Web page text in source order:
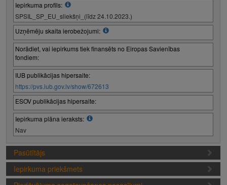
Iepirkuma profils:
SPSIL_SP_EU_sliekšņi_(līdz 24.10.2023.)
Uzņēmēju skaita ierobežojumi:
Norādiet, vai iepirkums tiek finansēts no Eiropas Savienības
fondiem:
IUB publikācijas hipersaite:
https://pvs.iub.gov.lv/show/672613
ESOV publikācijas hipersaite:
Iepirkuma plāna ieraksts:
Nav
Pasūtītājs
Iepirkuma priekšmets